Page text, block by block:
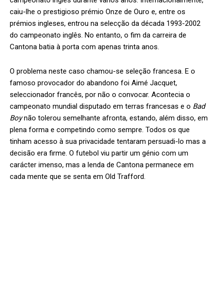
caiu-lhe o prestigioso prémio Onze de Ouro e, entre os
prémios ingleses, entrou na selecção da década 1993-2002
do campeonato inglês. No entanto, o fim da carreira de
Cantona batia à porta com apenas trinta anos.
O problema neste caso chamou-se seleção francesa. E o
famoso provocador do abandono foi Aimé Jacquet,
seleccionador francês, por não o convocar. Acontecia o
campeonato mundial disputado em terras francesas e o Bad
Boynão tolerou semelhante afronta, estando, além disso, em
plena forma e competindo como sempre. Todos os que
tinham acesso à sua privacidade tentaram persuadi-lo mas a
decisão era firme. O futebol viu partir um génio com um
carácter imenso, mas a lenda de Cantona permanece em
cada mente que se senta em Old Trafford.